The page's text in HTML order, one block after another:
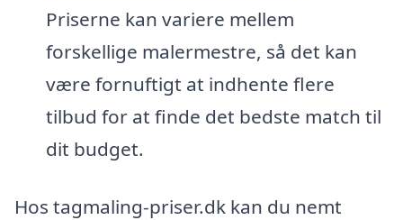
Priserne kan variere mellem
forskellige malermestre, så det kan
være fornuftigt at indhente flere
tilbud for at finde det bedste match til
dit budget.
Hos tagmaling-priser.dk kan du nemt